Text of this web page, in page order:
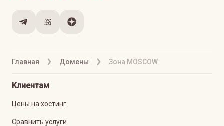
Главная Домены Зона MOSCOW
Клиентам
Цены на хостинг
Сравнить услуги